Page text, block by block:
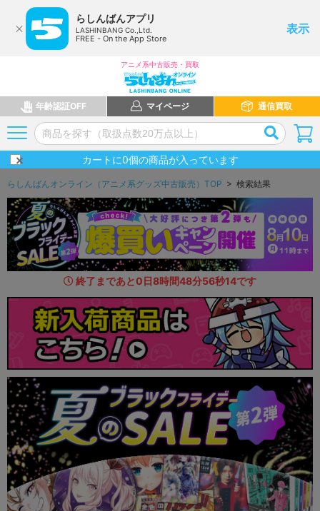
らしんばんアプリ
LASHINBANG Co.,Ltd.
FREE - On the App Store
表示
アニメ系中古販売・買取
年齢認証OFF マイページ 通信買取
カートに0個の商品が入っています
らしんばんオンライン（アニメ系グッズ中古販売）TOP > 検索結果
終了まであと0日8時間48分54秒78です